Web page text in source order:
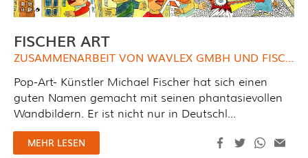
FISCHER ART
ZUSAMMENARBEIT VON WAVLEX GMBH UND FISCHER ART
Pop-Art- Künstler Michael Fischer hat sich einen
guten Namen gemacht mit seinen phantasievollen
Wandbildern. Er ist nicht nur in Deutschl...
MEHR LESEN